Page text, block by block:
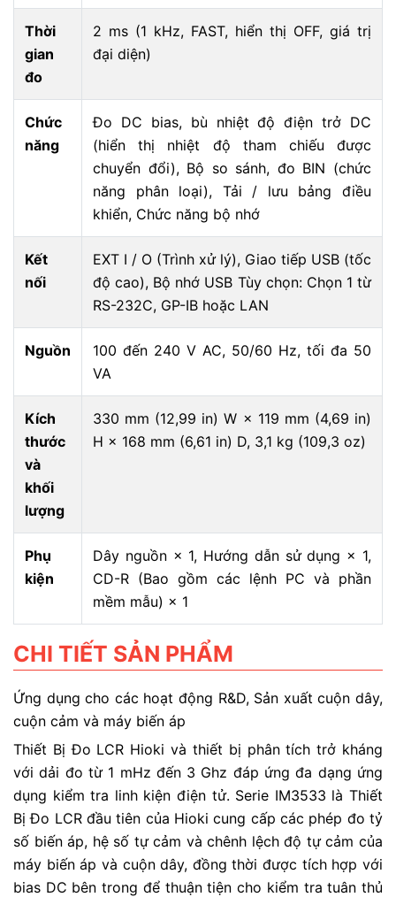
Thời
gian
đo
2 ms (1 kHz, FAST, hiển thị OFF, giá trị
đại diện)
Chức
năng
Đo DC bias, bù nhiệt độ điện trở DC
(hiển thị nhiệt độ tham chiếu được
chuyển đổi), Bộ so sánh, đo BIN (chức
năng phân loại), Tải / lưu bảng điều
khiển, Chức năng bộ nhớ
Kết
nối
EXT I / O (Trình xử lý), Giao tiếp USB (tốc
độ cao), Bộ nhớ USB Tùy chọn: Chọn 1 từ
RS-232C, GP-IB hoặc LAN
Nguồn
100 đến 240 V AC, 50/60 Hz, tối đa 50
VA
Kích
thước
và
khối
lượng
330 mm (12,99 in) W × 119 mm (4,69 in)
H × 168 mm (6,61 in) D, 3,1 kg (109,3 oz)
Phụ
kiện
Dây nguồn × 1, Hướng dẫn sử dụng × 1,
CD-R (Bao gồm các lệnh PC và phần
mềm mẫu) × 1
CHI TIẾT SẢN PHẨM
Ứng dụng cho các hoạt động R&D, Sản xuất cuộn dây,
cuộn cảm và máy biến áp
Thiết Bị Đo LCR Hioki và thiết bị phân tích trở kháng
với dải đo từ 1 mHz đến 3 Ghz đáp ứng đa dạng ứng
dụng kiểm tra linh kiện điện tử. Serie IM3533 là Thiết
Bị Đo LCR đầu tiên của Hioki cung cấp các phép đo tỷ
số biến áp, hệ số tự cảm và chênh lệch độ tự cảm của
máy biến áp và cuộn dây, đồng thời được tích hợp với
bias DC bên trong để thuận tiện cho kiểm tra tuân thủ